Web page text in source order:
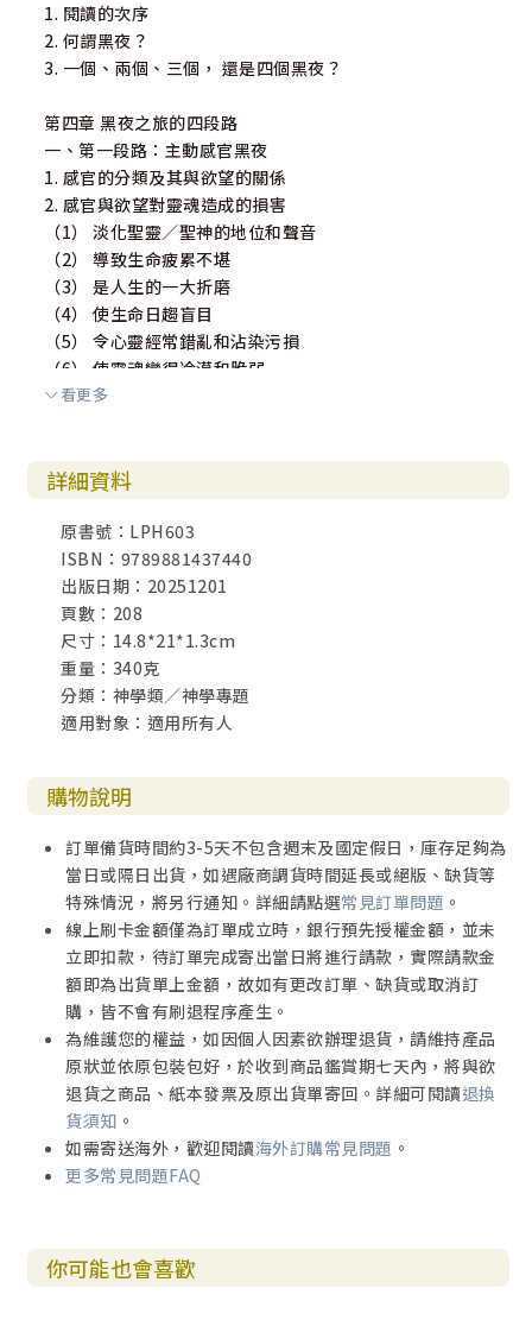
1. 閱讀的次序
2. 何謂黑夜？
3. 一個、兩個、三個， 還是四個黑夜？
第四章 黑夜之旅的四段路
一、第一段路：主動感官黑夜
1. 感官的分類及其與欲望的關係
2. 感官與欲望對靈魂造成的損害
（1） 淡化聖靈／聖神的地位和聲音
（2） 導致生命疲累不堪
（3） 是人生的一大折磨
（4） 使生命日趨盲目
（5） 令心靈經常錯亂和沾染污損
（6） 使靈魂變得冷漠和脆弱
3. 主動淨化感官的建議
b. 減少對偏愛畫面的欲望
c. 放下對屬靈物品或景象的執着
（2） 聽覺
a. 不要主動聆聽負面或惡劣的聲音和信息
b. 減少對偏愛聲音和資訊的欲望
c. 放下對屬靈聲音和信息的執着
（3） 嗅覺
a. 不要主動難聞的氣味
b. 降低對偏愛氣味的欲望
c. 放下對屬靈氣味的執着
a. 淺度要求
b. 中度要求
（5） 觸覺
4. 小結
a. 不要主動接觸或觸摸令人犯罪的東西
b. 減少觸摸偏愛的物品
c. 放下對屬靈觸覺的執着
二、第二段路： 主動心靈黑夜
1. 理智之夜
（1） 透過理智而獲得的知識之分類
a. 透過身體（感官）獲得的本性知識
b. 透過心靈（理智）獲得的本性知識
c. 透過身體（外、內感官）獲得的超性知識
d. 經由心靈（理）獲得的超性知識
（2） 理智的限制及其對靈魂造成的損害
b. 理智無法使人接近上主
c. 理智可以惹來種種罪惡
看更多
詳細資料
原書號：LPH603
ISBN：9789881437440
出版日期：20251201
頁數：208
尺寸：14.8*21*1.3cm
重量：340克
分類：神學類／神學專題
適用對象：適用所有人
購物說明
訂單備貨時間約3-5天不包含週末及國定假日，庫存足夠為
當日或隔日出貨，如遇廠商調貨時間延長或絕版、缺貨等
特殊情況，將另行通知。詳細請點選常見訂單問題 。
線上刷卡金額僅為訂單成立時，銀行預先授權金額，並未
立即扣款，待訂單完成寄出當日將進行請款，實際請款金
額即為出貨單上金額，故如有更改訂單、缺貨或取消訂
購，皆不會有刷退程序產生。
為維護您的權益，如因個人因素欲辦理退貨，請維持產品
原狀並依原包裝包好，於收到商品鑑賞期七天內，將與欲
退貨之商品、紙本發票及原出貨單寄回。詳細可閱讀退換
貨須知 。
如需寄送海外，歡迎閱讀海外訂購常見問題 。
更多常見問題FAQ
你可能也會喜歡